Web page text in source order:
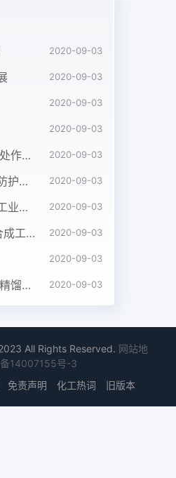
磁系统结构的基本框架进行
系数稳定范围在对系统进行
去设型,通过统计确定励磁系
;系统设备通道的调节范围
,统计l0%-l0%;励磁系统的
统,掌握其必要的运行、检
次技能开发。制定具体等。
原则,坚持3.2改造后励磁系
现场施工方案、系统改造技
器选择标准来进行改造后励
措施、施工安全管理措施以
结构的改造。通过仔细认真
理安调査和硏究之后,我们
、励磁调节器以及监控系统
新的机器到现场并验收系统
具有先进的等。励磁变压器
后便可以开始实施现场安装
外的水电厂中应用静止式式
2020-09-03
2020-09-03
2020-09-03
2020-09-03
JB/T 11699-2013 高处作业吊篮安装、拆卸、使用技术规程 2020-09-03
石油化工设备腐蚀与防护参考书十本免费下载，绝版珍藏 2020-09-03
四喷嘴水煤浆气化炉工业应用情况简介 2020-09-03
Lurgi和ICI低压甲醇合成工艺比较 2020-09-03
2020-09-03
精甲醇及MTO级甲醇精馏工艺技术进展 2020-09-03
All Rights Reserved. 网站地
14007155号-3
免责声明 化工热词 旧版本